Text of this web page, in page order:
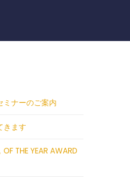
ミナーのご案内
きます
THE YEAR AWARD